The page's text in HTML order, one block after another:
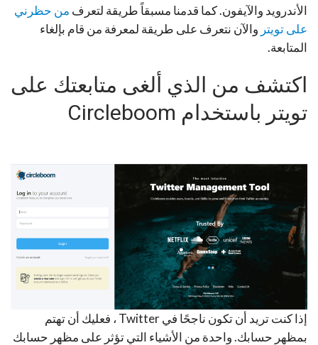
الأندرويد والآيفون. كما قدمنا مسبقاً طريقة لتعرف من حظرني
على تويتر والآن نتعرف على طريقة لمعرفة من قام بإلغاء
المتابعة.
اكتشف من الذي ألغى متابعتك على
تويتر باستخدام Circleboom
إذا كنت تريد أن تكون ناجحًا في Twitter ، فعليك أن تهتم
بمظهر حسابك. واحدة من الأشياء التي تؤثر على مظهر حسابك